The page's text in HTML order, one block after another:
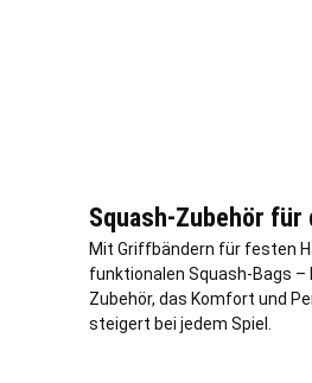
Squash-Zubehör für
Mit Griffbändern für festen
funktionalen Squash-Bags –
Zubehör, das Komfort und
steigert bei jedem Spiel.